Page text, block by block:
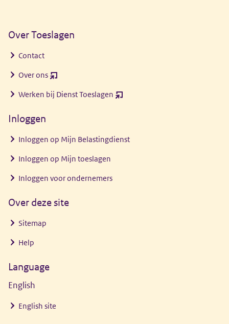
Over Toeslagen
Contact
Over ons (opent
venster)
Werken bij Dienst Toeslagen (opent
Inloggen
Inloggen op Mijn Belastingdienst
Inloggen op Mijn toeslagen
Inloggen voor ondernemers
Over deze site
Sitemap
Help
Language
English
English site